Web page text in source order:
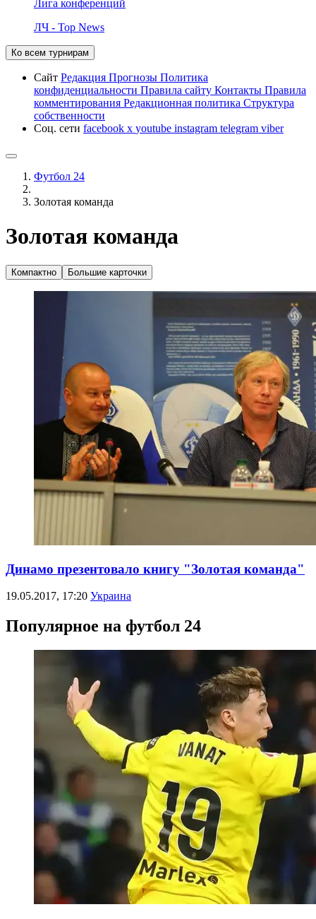
Лига конференций
ЛЧ - Top News
Ко всем турнирам
Сайт Редакция Прогнозы Политика
конфиденциальности Правила сайту Контакты Правила
комментирования Редакционная политика Структура
собственности
Соц. сети facebook x youtube instagram telegram viber
Футбол 24
Золотая команда
Золотая команда
Компактно Большие карточки
Динамо презентовало книгу "Золотая команда"
19.05.2017, 17:20 Украина
Популярное на футбол 24